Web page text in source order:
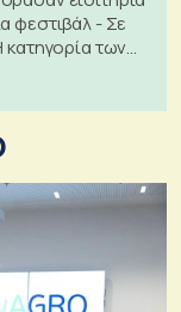
φεστιβάλ - Σε
των